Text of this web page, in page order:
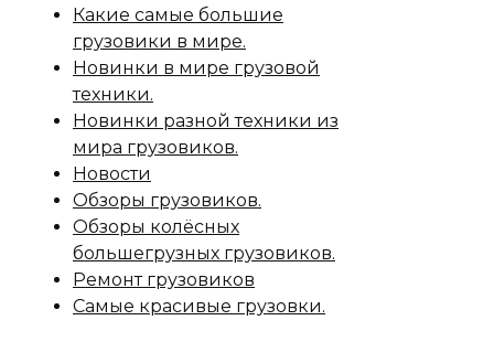
Какие самые большие
грузовики в мире.
Новинки в мире грузовой
техники.
Новинки разной техники из
мира грузовиков.
Новости
Обзоры грузовиков.
Обзоры колёсных
большегрузных грузовиков.
Ремонт грузовиков
Самые красивые грузовки.